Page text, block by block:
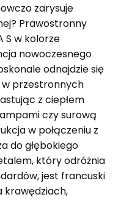
zarysuje
Prawostronny
S w kolorze
nowoczesnego
odnajdzie się
w przestronnych
z ciepłem
czy surową
w połączeniu z
do głębokiego
który odróżnia
jest francuski
krawędziach,